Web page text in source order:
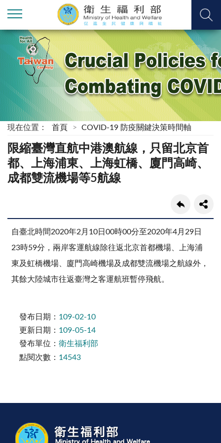
現在位置： 首頁 COVID-19 防疫關鍵決策時間軸
限縮臺灣直航中港澳航線，只留北京首
都、上海浦東、上海虹橋、廈門高崎、
成都雙流機場等5航線
自臺北時間2020年2月10日00時00分至2020年4月29日
23時59分，兩岸客運航線除往返北京首都機場、上海浦
東及虹橋機場、廈門高崎機場及成都雙流機場之航線外，
其餘大陸城市往返臺灣之客運航班暫停飛航。
發布日期： 109-02-10
更新日期： 109-05-14
發布單位： 衛生福利部
點閱次數： 14543